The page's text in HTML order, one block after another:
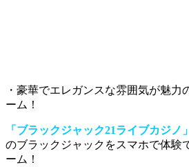
・豪華でエレガンスな雰囲気が魅力
ーム！
「ブラックジャック21ライブカジノ」
のブラックジャックをスマホで体験
ーム！